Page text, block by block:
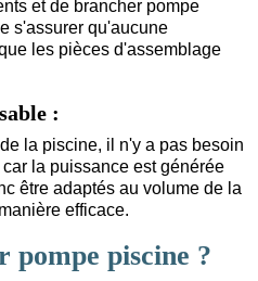
et de brancher pompe
s'assurer qu'aucune
les pièces d'assemblage
:
la piscine, il n'y a pas besoin
la puissance est générée
être adaptés au volume de la
efficace.
pompe piscine ?